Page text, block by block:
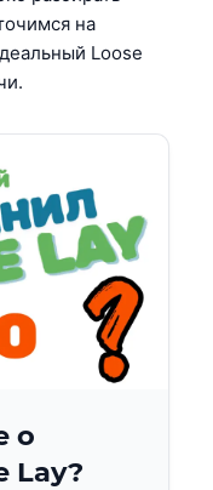
на
Loose
о
Lay?